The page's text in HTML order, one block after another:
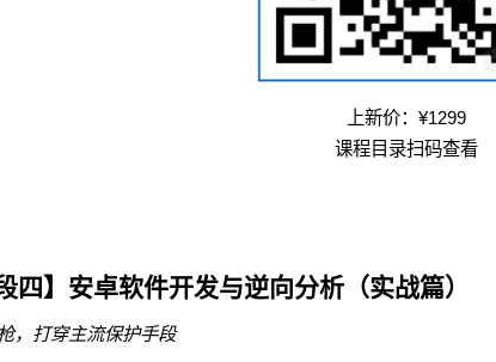
上新价：¥1299
课程目录扫码查看
四】安卓软件开发与逆向分析（实战篇）
，打穿主流保护手段